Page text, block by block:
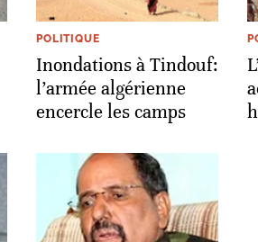
POLITIQUE
Inondations à Tindouf:
l’armée algérienne
encercle les camps